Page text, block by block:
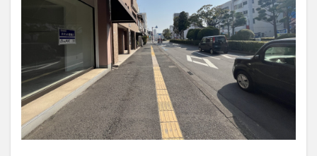
花 花火 蕎麦
虹
衆議院選挙
複合公共施設 観光
観光スポット
話題
豊後大野 豊後大野市
豊後高田市
買い物
車 農業文化公園
道の駅
鉄道ジオラマ
閉店 閉院 開店
開店閉店
開店閉店まとめ
開院 韓国
韓国料理
音楽
飛行機 飲み物 高崎山 鰻